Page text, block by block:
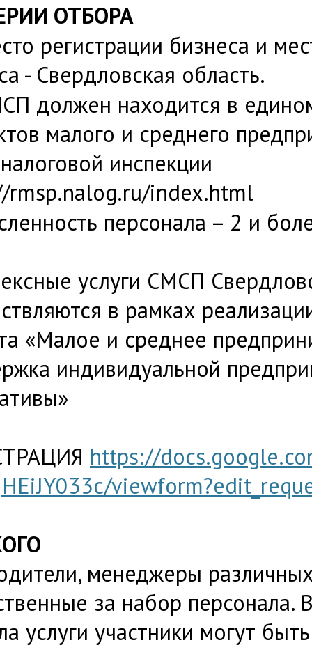
ОТБОРА
регистрации бизнеса и
- Свердловская область.
должен находится в
малого и среднего
инспекции
rmsp.nalog.ru/index.html
персонала – 2 и
услуги СМСП
в рамках
«Малое и среднее
индивидуальной
https://
менеджеры
за набор персонала.
услуги участники могут